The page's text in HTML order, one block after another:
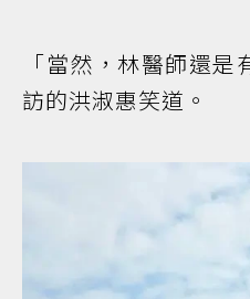
「當然，林醫師還
訪的洪淑惠笑道。